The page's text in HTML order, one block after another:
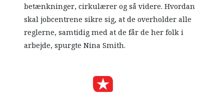
betænkninger, cirkulærer og så videre. Hvordan
skal jobcentrene sikre sig, at de overholder alle
reglerne, samtidig med at de får de her folk i
arbejde, spurgte Nina Smith.